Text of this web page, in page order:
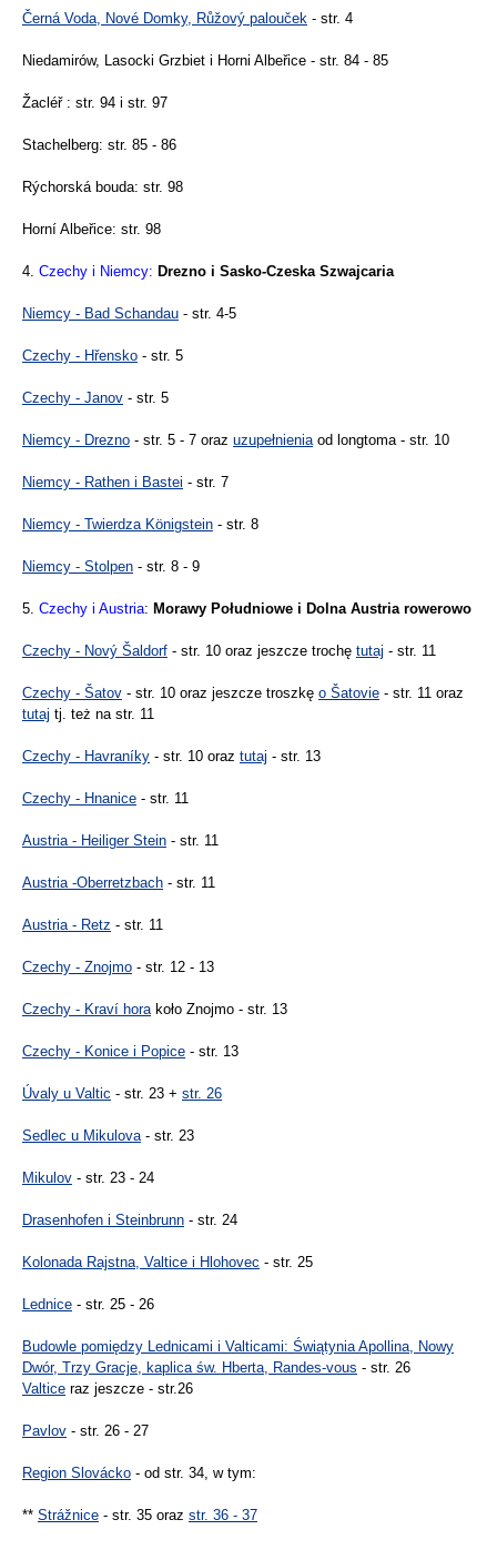
Černá Voda, Nové Domky, Růžový palouček - str. 4
Niedamirów, Lasocki Grzbiet i Horni Albeřice - str. 84 - 85
Žacléř : str. 94 i str. 97
Stachelberg: str. 85 - 86
Rýchorská bouda: str. 98
Horní Albeřice: str. 98
4. Czechy i Niemcy: Drezno i Sasko-Czeska Szwajcaria
Niemcy - Bad Schandau - str. 4-5
Czechy - Hřensko - str. 5
Czechy - Janov - str. 5
Niemcy - Drezno - str. 5 - 7 oraz uzupełnieniaod longtoma - str. 10
Niemcy - Rathen i Bastei - str. 7
Niemcy - Twierdza Königstein - str. 8
Niemcy - Stolpen - str. 8 - 9
5. Czechy i Austria: Morawy Południowe i Dolna Austria rowerowo
Czechy - Nový Šaldorf - str. 10 oraz jeszcze trochę tutaj - str. 11
Czechy - Šatov - str. 10 oraz jeszcze troszkę o Šatovie - str. 11 oraz
tutaj tj. też na str. 11
Czechy - Havraníky - str. 10 oraz tutaj - str. 13
Czechy - Hnanice - str. 11
Austria - Heiliger Stein - str. 11
Austria -Oberretzbach - str. 11
Austria - Retz - str. 11
Czechy - Znojmo - str. 12 - 13
Czechy - Kraví horakoło Znojmo - str. 13
Czechy - Konice i Popice - str. 13
Úvaly u Valtic - str. 23 + str. 26
Sedlec u Mikulova- str. 23
Mikulov - str. 23 - 24
Drasenhofen i Steinbrunn - str. 24
Kolonada Rajstna, Valtice i Hlohovec - str. 25
Lednice - str. 25 - 26
Budowle pomiędzy Lednicami i Valticami: Świątynia Apollina, Nowy
Dwór, Trzy Gracje, kaplica św. Hberta, Randes-vous - str. 26
Valtice raz jeszcze - str.26
Pavlov - str. 26 - 27
Region Slovácko - od str. 34, w tym:
** Strážnice - str. 35 oraz str. 36 - 37